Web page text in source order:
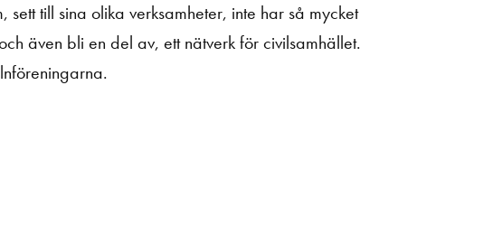
till sina olika verksamheter, inte har så mycket
även bli en del av, ett nätverk för civilsamhället.